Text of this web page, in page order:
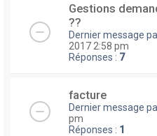
Gestions
??
Dernier message
2017 2:58 pm
Réponses : 7
facture
Dernier message
pm
Réponses : 1